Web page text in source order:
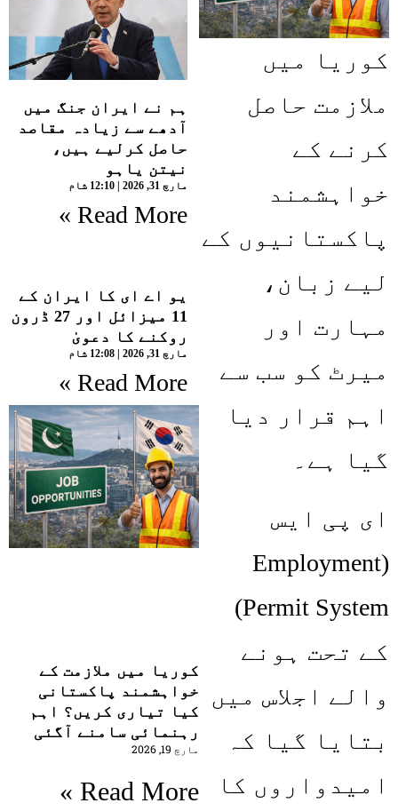
کوریا میں
ملازمت حاصل
کرنے کے
خواہشمند
پاکستانیوں کے
لیے زبان،
مہارت اور
میرٹ کو سب سے
اہم قرار دیا
گیا ہے۔
ای پی ایس
(Employment
Permit System)
کے تحت ہونے
والے اجلاس میں
بتایا گیا کہ
امیدواروں کا
ہم نے ایران جنگ میں
آدھے سے زیادہ مقاصد
حاصل کرلیے ہیں،
نیتن یاہو
مارچ 31, 2026 12:10 شام
Read More »
یو اے ای کا ایران کے
11 میزائل اور 27 ڈرون
روکنے کا دعویٰ
مارچ 31, 2026 12:08 شام
Read More »
کوریا میں ملازمت کے
خواہشمند پاکستانی
کیا تیاری کریں؟ اہم
رہنمائی سامنے آگئی
مارچ 19, 2026
Read More »